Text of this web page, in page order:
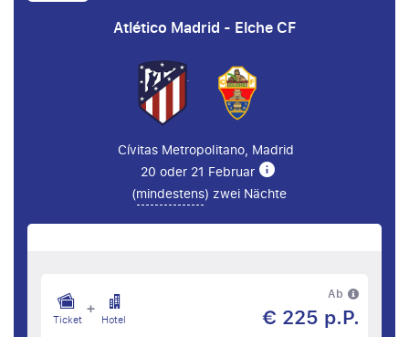
Atlético Madrid - Elche CF
Cívitas Metropolitano, Madrid
20 oder 21 Februar
(mindestens) zwei Nächte
Ticket + Hotel
Ab
€ 225 p.P.